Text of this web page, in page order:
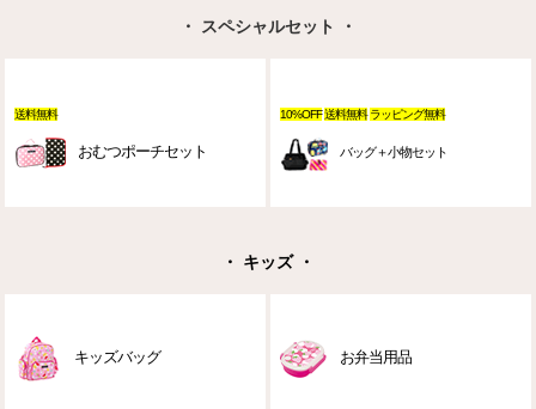
・ スペシャルセット ・
送料無料
おむつポーチセット
10%OFF 送料無料 ラッピング無料
バッグ＋小物セット
・ キッズ ・
キッズバッグ お弁当用品